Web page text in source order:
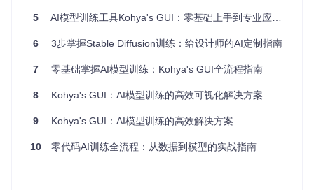
术，通过冻结预训练模型权重，仅训练低秩矩阵参数，在
保持性能的同时将参数量减少90%以上
主题定制机制：Dreambooth技术通过少量样本（通常3-5
张）训练，使模型能够生成特定主体或风格的图像，核心
在于class-specific prior preservation损失函数的优化
分布式训练架构 ：利用Accelerate库实现多GPU并行计
![AI模型训练技术原理示意图](https://raw.gitcode.com/GitHub
_Trending/ko/kohya_ss/raw/4161d1d80ad554f7801c584632
665d6825994062/test/img/10_darius kawasaki person/Dariu
5 AI模型训练工具Kohya's GUI：零基础上手到专业应用全指南
6 3步掌握Stable Diffusion训练：给设计师的AI定制指南
7 零基础掌握AI模型训练：Kohya's GUI全流程指南
8 Kohya's GUI：AI模型训练的高效可视化解决方案
9 Kohya's GUI：AI模型训练的高效解决方案
10 零代码AI训练全流程：从数据到模型的实战指南